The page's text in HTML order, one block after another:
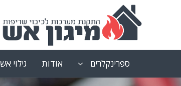
ספרינקלרים אודות גילוי אש